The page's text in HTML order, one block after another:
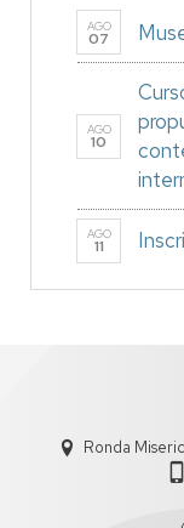
AGO
07
AGO
10
AGO
11
Ronda